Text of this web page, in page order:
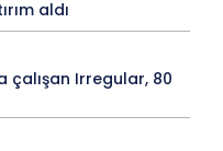
aldı
çalışan Irregular, 80